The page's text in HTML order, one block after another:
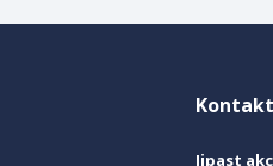
Jipast